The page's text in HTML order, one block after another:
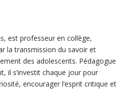
est professeur en collège,
la transmission du savoir et
des adolescents. Pédagogue
il s’investit chaque jour pour
encourager l’esprit critique et